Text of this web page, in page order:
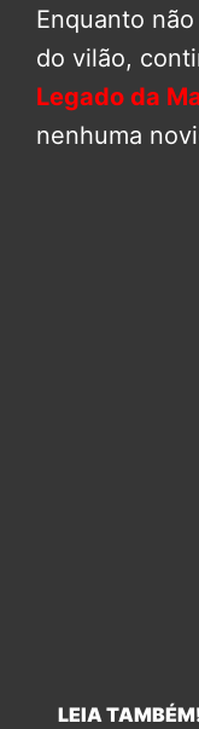
Enquanto
do vilão,
Legado da
nenhuma
LEIA